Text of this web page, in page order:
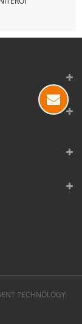
TECHNOLOGY